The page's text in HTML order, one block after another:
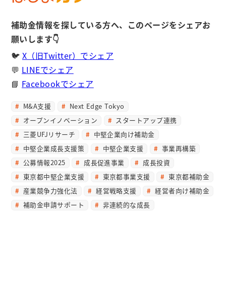
補助金情報を探している方へ、このページをシェアお
願いします👇
🐦 X（旧Twitter）でシェア
💬 LINEでシェア
📘 Facebookでシェア
M&A支援
Next Edge Tokyo
オープンイノベーション
スタートアップ連携
三菱UFJリサーチ
中堅企業向け補助金
中堅企業成長支援策
中堅企業支援
事業再構築
公募情報2025
成長促進事業
成長投資
東京都中堅企業支援
東京都事業支援
東京都補助金
産業競争力強化法
経営戦略支援
経営者向け補助金
補助金申請サポート
非連続的な成長